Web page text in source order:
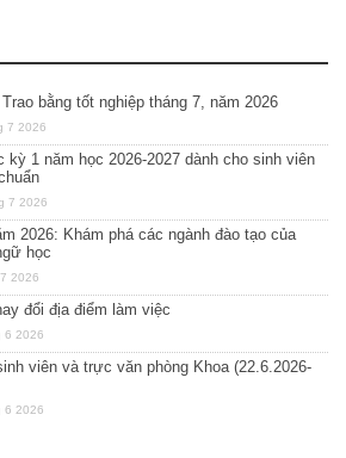
bằng tốt nghiệp tháng 7, năm 2026
7 2026
kỳ 1 năm học 2026-2027 dành cho sinh viên
7 2026
2026: Khám phá các ngành đào tạo của
học
2026
đổi địa điểm làm việc
6 2026
viên và trực văn phòng Khoa (22.6.2026-
6 2026